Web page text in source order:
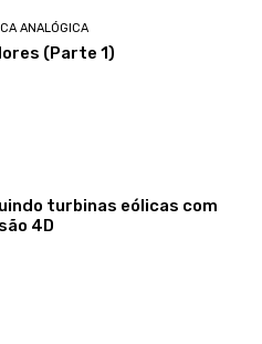
ANALÓGICA
(Parte 1)
turbinas eólicas com
4D